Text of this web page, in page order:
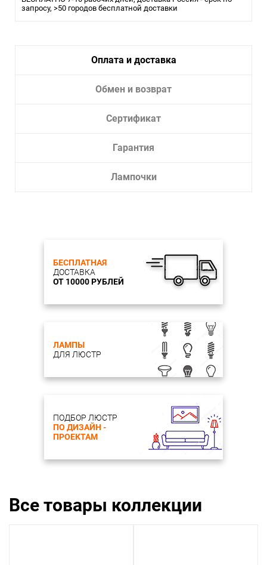
запросу, >50 городов бесплатной доставки
Оплата и доставка
Обмен и возврат
Сертификат
Гарантия
Лампочки
БЕСПЛАТНАЯ
ДОСТАВКА
ОТ 10000 РУБЛЕЙ
ЛАМПЫ
ДЛЯ ЛЮСТР
ПОДБОР ЛЮСТР
ПО ДИЗАЙН -
ПРОЕКТАМ
Все товары коллекции